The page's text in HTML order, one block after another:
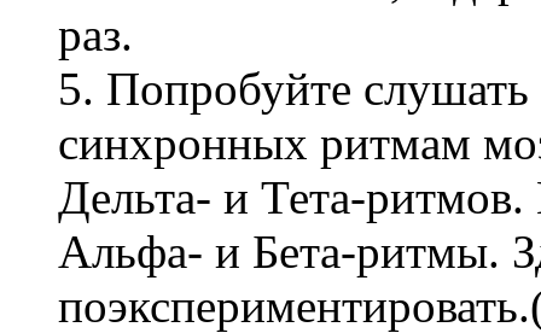
раз.
5. Попробуйте
синхронных ритмам
Дельта- и Тета-
Альфа- и Бета-ритмы.